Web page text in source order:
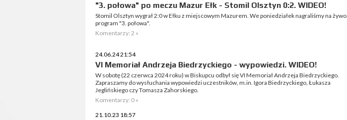
"3. połowa" po meczu Mazur Ełk - Stomil Olsztyn 0:2. WIDEO!
Stomil Olsztyn wygrał 2:0 w Ełku z miejscowym Mazurem. We poniedziałek nagraliśmy na żywo
program "3. połowa".
Komentarzy: 2 »
24.06.24 21:54
VI Memoriał Andrzeja Biedrzyckiego - wypowiedzi. WIDEO!
W sobotę (22 czerwca 2024 roku) w Biskupcu odbył się VI Memoriał Andrzeja Biedrzyckiego.
Zapraszamy do wysłuchania wypowiedzi uczestników, m.in. Igora Biedrzyckiego, Łukasza
Jeglińskiego czy Tomasza Zahorskiego.
Komentarzy: 0 »
21.10.23 18:57